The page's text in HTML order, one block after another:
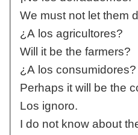
We must not let them
¿A los agricultores?
Will it be the farmers?
¿A los consumidores?
Perhaps it will be the
Los ignoro.
I do not know about